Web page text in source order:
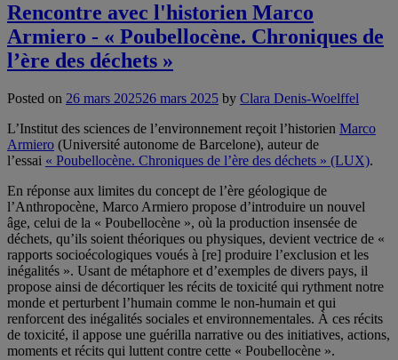
Rencontre avec l'historien Marco
Armiero - « Poubellocène. Chroniques de
l’ère des déchets »
Posted on 26 mars 202526 mars 2025 by Clara Denis-Woelffel
L’Institut des sciences de l’environnement reçoit l’historien Marco
Armiero (Université autonome de Barcelone), auteur de
l’essai « Poubellocène. Chroniques de l’ère des déchets » (LUX).
En réponse aux limites du concept de l’ère géologique de
l’Anthropocène, Marco Armiero propose d’introduire un nouvel
âge, celui de la « Poubellocène », où la production insensée de
déchets, qu’ils soient théoriques ou physiques, devient vectrice de «
rapports socioécologiques voués à [re] produire l’exclusion et les
inégalités ». Usant de métaphore et d’exemples de divers pays, il
propose ainsi de décortiquer les récits de toxicité qui rythment notre
monde et perturbent l’humain comme le non-humain et qui
renforcent des inégalités sociales et environnementales. À ces récits
de toxicité, il appose une guérilla narrative ou des initiatives, actions,
moments et récits qui luttent contre cette « Poubellocène ».